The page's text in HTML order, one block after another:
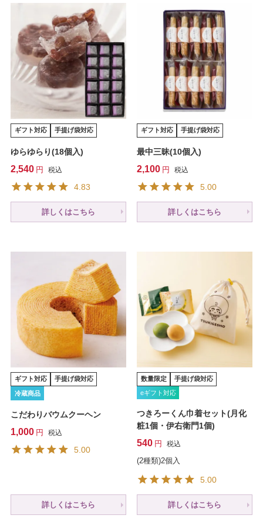
ギフト対応 手提げ袋対応
ゆらゆらり(18個入)
2,540 税込
4.83
詳しくはこちら
ギフト対応 手提げ袋対応
最中三昧(10個入)
2,100 税込
5.00
詳しくはこちら
ギフト対応 手提げ袋対応
冷蔵商品
こだわりバウムクーヘン
1,000 税込
5.00
詳しくはこちら
数量限定
手提げ袋対応
eギフト対応
つきろーくん巾着セット(月化
粧1個・伊右衛門1個)
540 税込
(2種類)2個入
5.00
詳しくはこちら